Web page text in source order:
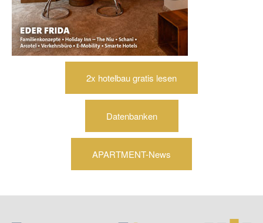
2x hotelbau gratis lesen
Datenbanken
APARTMENT-News